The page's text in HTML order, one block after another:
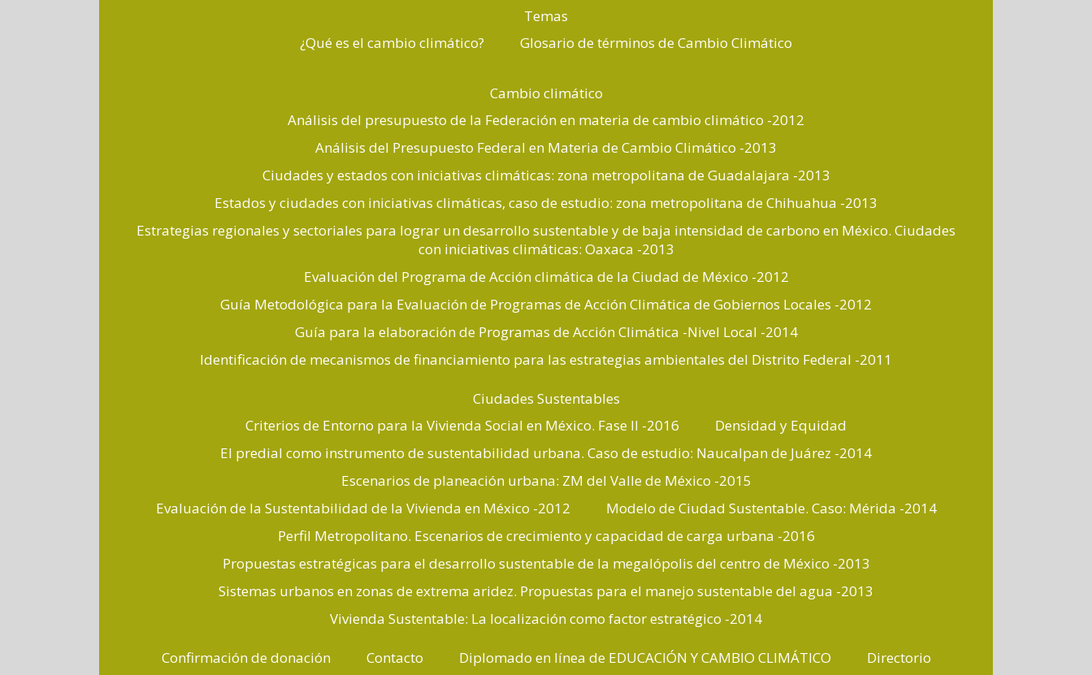
Temas
¿Qué es el cambio climático?
Glosario de términos de Cambio Climático
Cambio climático
Análisis del presupuesto de la Federación en materia de cambio climático -2012
Análisis del Presupuesto Federal en Materia de Cambio Climático -2013
Ciudades y estados con iniciativas climáticas: zona metropolitana de Guadalajara -2013
Estados y ciudades con iniciativas climáticas, caso de estudio: zona metropolitana de Chihuahua -2013
Estrategias regionales y sectoriales para lograr un desarrollo sustentable y de baja intensidad de carbono en México. Ciudades
con iniciativas climáticas: Oaxaca -2013
Evaluación del Programa de Acción climática de la Ciudad de México -2012
Guía Metodológica para la Evaluación de Programas de Acción Climática de Gobiernos Locales -2012
Guía para la elaboración de Programas de Acción Climática -Nivel Local -2014
Identificación de mecanismos de financiamiento para las estrategias ambientales del Distrito Federal -2011
Ciudades Sustentables
Criterios de Entorno para la Vivienda Social en México. Fase II -2016
Densidad y Equidad
El predial como instrumento de sustentabilidad urbana. Caso de estudio: Naucalpan de Juárez -2014
Escenarios de planeación urbana: ZM del Valle de México -2015
Evaluación de la Sustentabilidad de la Vivienda en México -2012
Modelo de Ciudad Sustentable. Caso: Mérida -2014
Perfil Metropolitano. Escenarios de crecimiento y capacidad de carga urbana -2016
Propuestas estratégicas para el desarrollo sustentable de la megalópolis del centro de México -2013
Sistemas urbanos en zonas de extrema aridez. Propuestas para el manejo sustentable del agua -2013
Vivienda Sustentable: La localización como factor estratégico -2014
Confirmación de donación Contacto Diplomado en línea de EDUCACIÓN Y CAMBIO CLIMÁTICO
Directorio